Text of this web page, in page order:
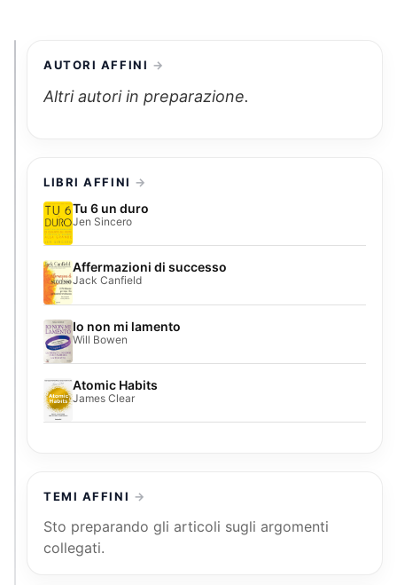
AUTORI AFFINI
Altri autori in preparazione.
LIBRI AFFINI
Tu 6 un duro
Jen Sincero
Affermazioni di successo
Jack Canfield
Io non mi lamento
Will Bowen
Atomic Habits
James Clear
TEMI AFFINI
Sto preparando gli articoli sugli argomenti
collegati.